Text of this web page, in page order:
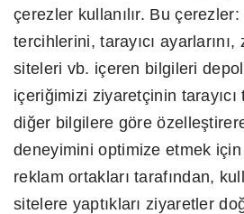
çerezler kullanılır. Bu çerezler:
tercihlerini, tarayıcı
siteleri vb. içeren bilgileri
içeriğimizi ziyaretçinin
diğer bilgilere göre
deneyimini optimize etmek için
reklam ortakları tarafından,
sitelere yaptıkları ziyaretler